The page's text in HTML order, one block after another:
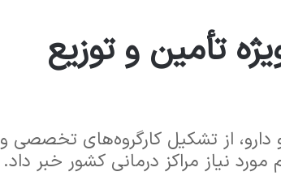
تأمین و توزیع
از تشکیل کارگروه‌های تخصصی و
مورد نیاز مراکز درمانی کشور خبر داد.